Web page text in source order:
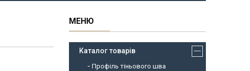
Каталог товарів
Профіль тіньового шва